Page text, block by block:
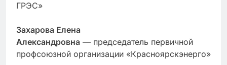
ГРЭС»
Захарова Елена
Александровна — председатель первичной
профсоюзной организации «Красноярскэнерго»